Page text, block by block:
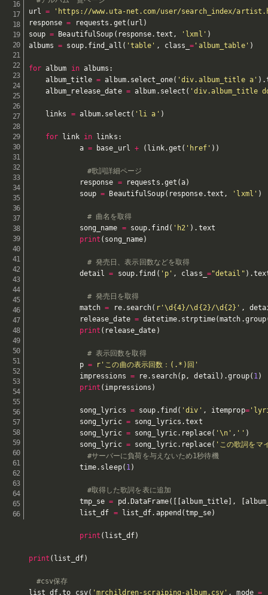
url =
'https://www.uta-net.com/user/search_index/
response = requests . get ( url )
soup = BeautifulSoup ( response. text , 'lxml' )
albums = soup. find_all ( 'table' , class_= 'album_table' )
for album in albums :
    album_title
= album. select_one( 'div.album_title a' ) .
    album_release_date
= album . select ( 'div.album_title
    links
= album. select ( 'li a' )
for link in links :
            a
= base_url + ( link.get ( 'href' ) )
#歌詞詳細ページ
            response
= requests .get (a)
            soup
= BeautifulSoup( response.text , 'lxml' )
# 曲名を取得
            song_name
= soup. find ( 'h2' ) . text
print ( song_name)
# 発売日、表示回数などを取得
            detail
= soup. find ( 'p' , class_ ="detail" ) .
# 発売日を取得
            match
= re. search( r'\d{4}/\d{2}/\d{2}' ,
            release_date
= datetime. strptime(match .group
print ( release_date )
# 表示回数を取得
            p
=
r'この曲の表示回数：(.*)回'
            impressions
= re. search( p , detail ) .group( 1 )
print ( impressions )
            song_lyrics
= soup . find ( 'div' , itemprop=
            song_lyric
= song_lyrics .text
            song_lyric
= song_lyric. replace( '\n' , '' )
            song_lyric
= song_lyric. replace( 'この歌詞をマ
#サーバーに負荷を与えないため1秒待機
            time
. sleep( 1 )
#取得した歌詞を表に追加
            tmp_se
= pd .DataFrame( [ [album_title] , [
            list_df
= list_df. append (tmp_se)
print ( list_df)
print ( list_df)
#csv保存
list_df.to_csv( 'mrchildren-scraiping-album.csv' , mode =